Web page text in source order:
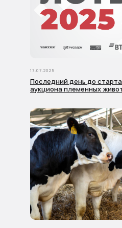
17.07.2025
Последний день до
аукциона племенных